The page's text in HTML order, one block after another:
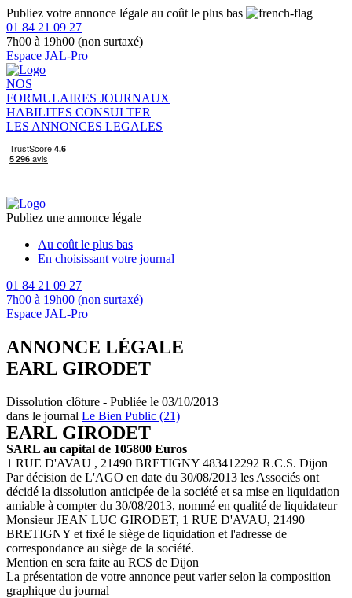
Publiez votre annonce légale au coût le plus bas
01 84 21 09 27
7h00 à 19h00 (non surtaxé)
Espace JAL-Pro
NOS
FORMULAIRES JOURNAUX
HABILITES CONSULTER
LES ANNONCES LEGALES
Publiez une annonce légale
Au coût le plus bas
En choisissant votre journal
01 84 21 09 27
7h00 à 19h00 (non surtaxé)
Espace JAL-Pro
ANNONCE LÉGALE
EARL GIRODET
Dissolution clôture - Publiée le 03/10/2013
dans le journal Le Bien Public (21)
EARL GIRODET
SARL au capital de 105800 Euros
1 RUE D'AVAU , 21490 BRETIGNY 483412292 R.C.S. Dijon
Par décision de L'AGO en date du 30/08/2013 les Associés ont
décidé la dissolution anticipée de la société et sa mise en liquidation
amiable à compter du 30/08/2013, nommé en qualité de liquidateur
Monsieur JEAN LUC GIRODET, 1 RUE D'AVAU, 21490
BRETIGNY et fixé le siège de liquidation et l'adresse de
correspondance au siège de la société.
Mention en sera faite au RCS de Dijon
La présentation de votre annonce peut varier selon la composition
graphique du journal